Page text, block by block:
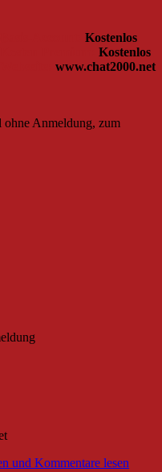
Kostenlos
Kostenlos
www.chat2000.net
ohne Anmeldung, zum
und Kommentare lesen